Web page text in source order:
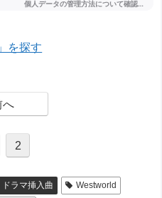
を探す
へ
2
ドラマ挿入曲
Westworld